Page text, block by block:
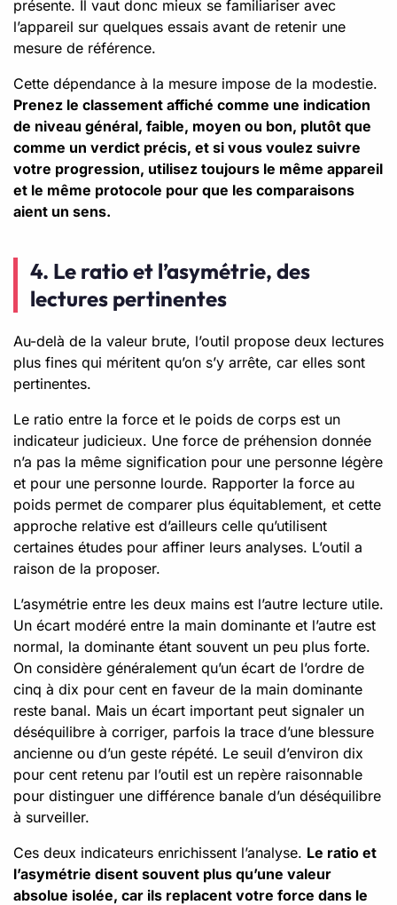
présente. Il vaut donc mieux se familiariser avec
l’appareil sur quelques essais avant de retenir une
mesure de référence.
Cette dépendance à la mesure impose de la modestie.
Prenez le classement affiché comme une indication
de niveau général, faible, moyen ou bon, plutôt que
comme un verdict précis, et si vous voulez suivre
votre progression, utilisez toujours le même appareil
et le même protocole pour que les comparaisons
aient un sens.
4. Le ratio et l’asymétrie, des
lectures pertinentes
Au-delà de la valeur brute, l’outil propose deux lectures
plus fines qui méritent qu’on s’y arrête, car elles sont
pertinentes.
Le ratio entre la force et le poids de corps est un
indicateur judicieux. Une force de préhension donnée
n’a pas la même signification pour une personne légère
et pour une personne lourde. Rapporter la force au
poids permet de comparer plus équitablement, et cette
approche relative est d’ailleurs celle qu’utilisent
certaines études pour affiner leurs analyses. L’outil a
raison de la proposer.
L’asymétrie entre les deux mains est l’autre lecture utile.
Un écart modéré entre la main dominante et l’autre est
normal, la dominante étant souvent un peu plus forte.
On considère généralement qu’un écart de l’ordre de
cinq à dix pour cent en faveur de la main dominante
reste banal. Mais un écart important peut signaler un
déséquilibre à corriger, parfois la trace d’une blessure
ancienne ou d’un geste répété. Le seuil d’environ dix
pour cent retenu par l’outil est un repère raisonnable
pour distinguer une différence banale d’un déséquilibre
à surveiller.
Ces deux indicateurs enrichissent l’analyse. Le ratio et
l’asymétrie disent souvent plus qu’une valeur
absolue isolée, car ils replacent votre force dans le